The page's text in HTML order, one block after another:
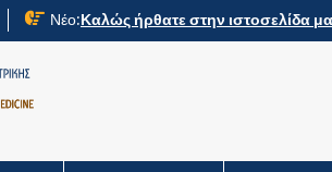
Νέο:Καλώς ήρθατε στην ιστοσελίδα